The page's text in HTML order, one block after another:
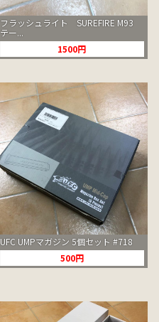
フラッシュライト SUREFIRE M93
テー...
1500円
UFC UMPマガジン 5個セット #718
500円